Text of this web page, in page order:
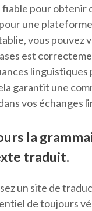
pour obtenir
une
vous pouvez
est
linguistiques
garantit une
vos échanges
la
traduit.
un site de
de toujours